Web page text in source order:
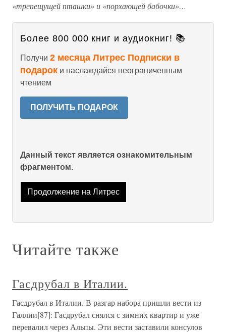
«трепещущей пташки» и «порхающей бабочки»…
Более 800 000 книг и аудиокниг! 📚
Получи 2 месяца Литрес Подписки в
подарок и наслаждайся неограниченным
чтением
ПОЛУЧИТЬ ПОДАРОК
Данный текст является ознакомительным
фрагментом.
Продолжение на Литрес
Читайте также
Гасдрубал в Италии.
Гасдрубал в Италии. В разгар набора пришли вести из
Галлии[87]: Гасдрубал снялся с зимних квартир и уже
перевалил через Альпы. Эти вести заставили консулов